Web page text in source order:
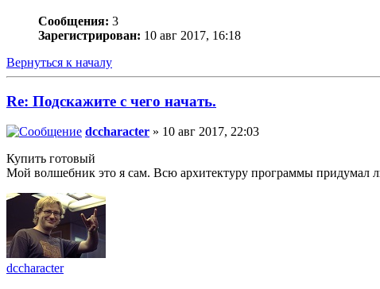
Сообщения: 3
Зарегистрирован: 10 авг 2017, 16:18
Вернуться к началу
Re: Подскажите с чего начать.
dccharacter » 10 авг 2017, 22:03
Купить готовый
Мой волшебник это я сам. Всю архитектуру программы придумал
dccharacter